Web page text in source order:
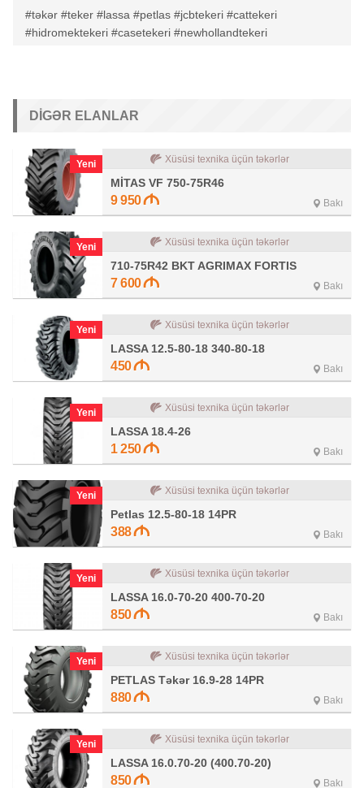
#təkər #teker #lassa #petlas #jcbtekeri #cattekeri
#hidromektekeri #casetekeri #newhollandtekeri
DIGƏR ELANLAR
Yeni Xüsüsi texnika üçün təkərlər
MİTAS VF 750-75R46
9 950 Bakı
Yeni Xüsüsi texnika üçün təkərlər
710-75R42 BKT AGRIMAX FORTIS
7 600 Bakı
Yeni Xüsüsi texnika üçün təkərlər
LASSA 12.5-80-18 340-80-18
450 Bakı
Yeni Xüsüsi texnika üçün təkərlər
LASSA 18.4-26
1 250 Bakı
Yeni Xüsüsi texnika üçün təkərlər
Petlas 12.5-80-18 14PR
388 Bakı
Yeni Xüsüsi texnika üçün təkərlər
LASSA 16.0-70-20 400-70-20
850 Bakı
Yeni Xüsüsi texnika üçün təkərlər
PETLAS Təkər 16.9-28 14PR
880 Bakı
Yeni Xüsüsi texnika üçün təkərlər
LASSA 16.0.70-20 (400.70-20)
850 Bakı